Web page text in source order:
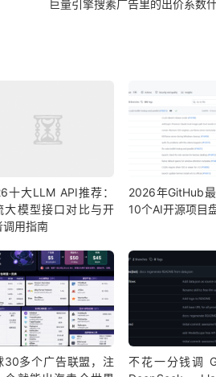
巨量引擎搜素广告里的出价系数
十大LLM API推荐：
大模型接口对比与开
调用指南
2026年GitHub
10个AI开源项目
30多个广告联盟，注
不花一分钱调